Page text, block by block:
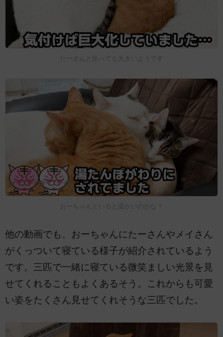
たーさんと比べても大きいようです
おーちゃんといると温かいのかな？
他の動画でも、おーちゃんにたーさんやメイさん
がくっついて寝ている様子が紹介されているよう
です。三匹で一緒に寝ている微笑ましい光景を見
せてくれることもよくあるそう。これからも可愛
い姿をたくさん見せてくれそうな三匹でした。